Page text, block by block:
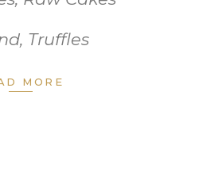
, Truffles
MORE